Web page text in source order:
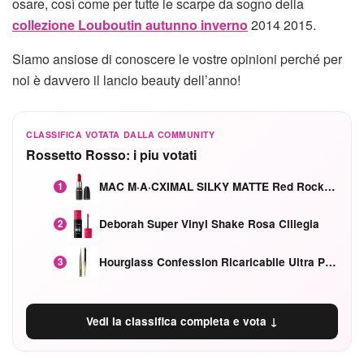
collezione Louboutin autunno inverno 2014 2015.
Siamo ansiose di conoscere le vostre opinioni perché per
noi è davvero il lancio beauty dell’anno!
CLASSIFICA VOTATA DALLA COMMUNITY
Rossetto Rosso: i piu votati
1 MAC M·A·CXIMAL SILKY MATTE Red Rock mat
2 Deborah Super Vinyl Shake Rosa Ciliegia
3 Hourglass Confession Ricaricabile Ultra Preciso Ad Alta Intensità Secretly Classic Red
Vedi la classifica completa e vota ↓